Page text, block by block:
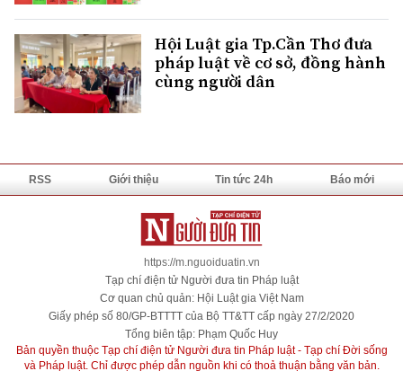
Hội Luật gia Tp.Cần Thơ đưa
pháp luật về cơ sở, đồng hành
cùng người dân
RSS Giới thiệu Tin tức 24h Báo mới
https://m.nguoiduatin.vn
Tạp chí điện tử Người đưa tin Pháp luật
Cơ quan chủ quản: Hội Luật gia Việt Nam
Giấy phép số 80/GP-BTTTT của Bộ TT&TT cấp ngày 27/2/2020
Tổng biên tập: Phạm Quốc Huy
Bản quyền thuộc Tạp chí điện tử Người đưa tin Pháp luật - Tạp chí Đời sống
và Pháp luật. Chỉ được phép dẫn nguồn khi có thoả thuận bằng văn bản.